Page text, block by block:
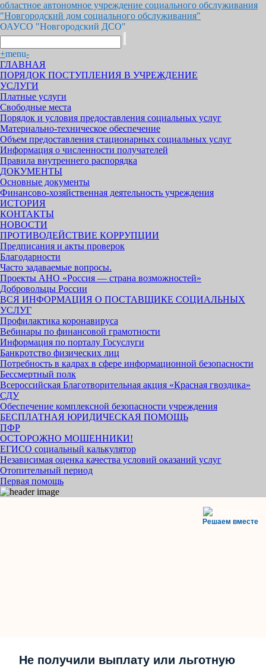
областное автономное учреждение социального обслуживания
"Новгородский дом социального обслуживания"
ОАУСО "Новгородский ДСО"
+menu-
ГЛАВНАЯ
ПОРЯДОК ПОСТУПЛЕНИЯ В УЧРЕЖДЕНИЕ
УСЛУГИ
Платные услуги
Свободные места
Порядок и условия предоставления социальных услуг
Материально-техническое обеспечение
Объем предоставления стационарных социальных услуг
Информация о численности получателей
Правила внутреннего распорядка
ДОКУМЕНТЫ
Основные документы
Финансово-хозяйственная деятельность учреждения
ИСТОРИЯ
КОНТАКТЫ
НОВОСТИ
ПРОТИВОДЕЙСТВИЕ КОРРУПЦИИ
Предписания и акты проверок
Благодарности
Часто задаваемые вопросы.
Проекты АНО «Россия — страна возможностей»
Добровольцы России
ВСЯ ИНФОРМАЦИЯ О ПОСТАВЩИКЕ СОЦИАЛЬНЫХ
УСЛУГ
Профилактика коронавируса
Вебинары по финансовой грамотности
Информация по порталу Госуслуги
Банкротство физических лиц
Потребность в кадрах в сфере информационной безопасности
Бессмертный полк
Всероссийская Благотворительная акция «Красная гвоздика»
СДУ
Обеспечение комплексной безопасности учреждения
БЕСПЛАТНАЯ ЮРИДИЧЕСКАЯ ПОМОЩЬ
ПФР
ОСТОРОЖНО МОШЕННИКИ!
ЕГИСО социальный калькулятор
Независимая оценка качества условий оказаний услуг
Отопительный период
Первая помощь
Решаем вместе
Не получили выплату или льготную